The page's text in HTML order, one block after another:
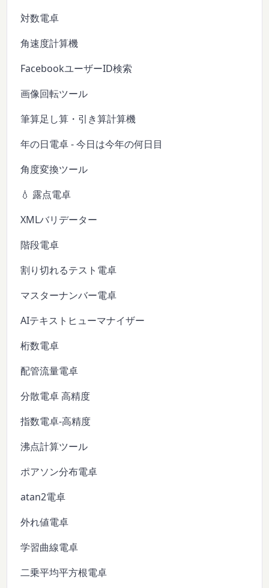
対数電卓
角速度計算機
FacebookユーザーID検索
画像回転ツール
筆算足し算・引き算計算機
年の日電卓 - 今日は今年の何日目
角度変換ツール
💧 露点電卓
XMLバリデーター
階段電卓
割り切れるテスト電卓
マスターナンバー電卓
AIテキストヒューマナイザー
桁数電卓
配管流量電卓
分散電卓 高精度
指数電卓-高精度
沸点計算ツール
ポアソン分布電卓
atan2電卓
外れ値電卓
学習曲線電卓
二乗平均平方根電卓